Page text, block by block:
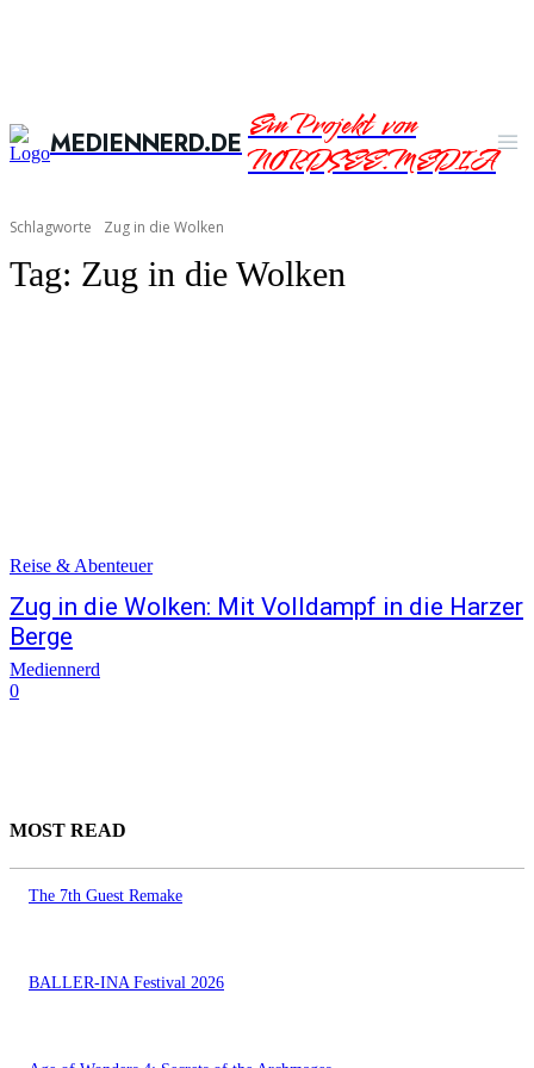
MEDIENNERD.DEEin Projekt von
NORDSEE.MEDIA
Schlagworte Zug in die Wolken
Tag: Zug in die Wolken
Reise & Abenteuer
Zug in die Wolken: Mit Volldampf in die Harzer
Berge
Mediennerd
0
MOST READ
The 7th Guest Remake
BALLER-INA Festival 2026